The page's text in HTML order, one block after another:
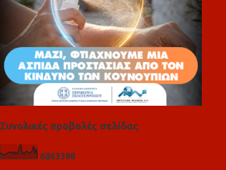
Συνολικές προβολές σελίδας
6863398